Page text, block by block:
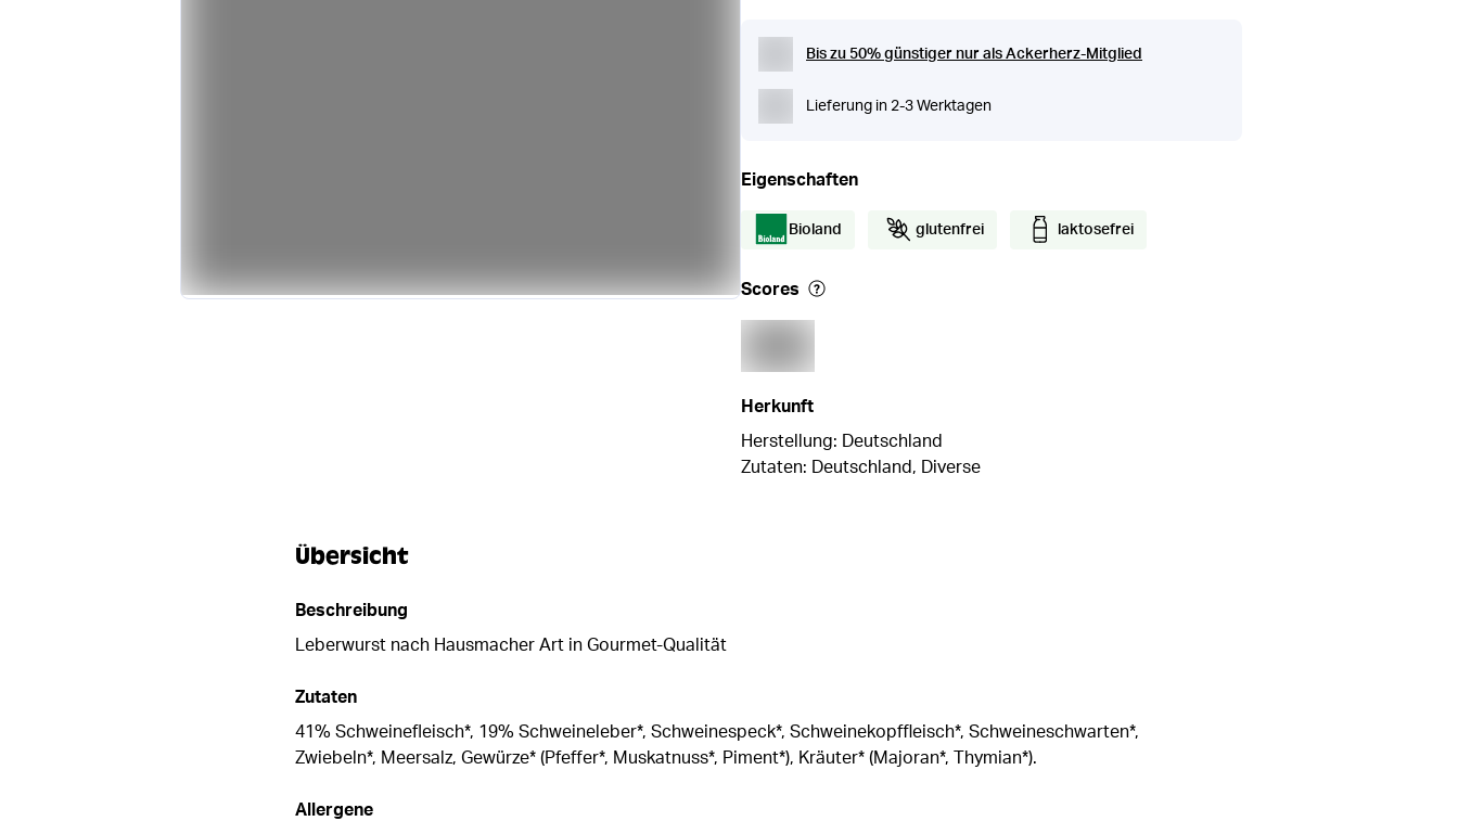
Bis zu 50% günstiger nur als Ackerherz-Mitglied
Lieferung in 2-3 Werktagen
Eigenschaften
Bioland glutenfrei laktosefrei
Scores
Herkunft
Herstellung: Deutschland
Zutaten: Deutschland, Diverse
Übersicht
Beschreibung
Leberwurst nach Hausmacher Art in Gourmet-Qualität
Zutaten
41% Schweinefleisch*, 19% Schweineleber*, Schweinespeck*, Schweinekopffleisch*, Schweineschwarten*,
Zwiebeln*, Meersalz, Gewürze* (Pfeffer*, Muskatnuss*, Piment*), Kräuter* (Majoran*, Thymian*).
Allergene